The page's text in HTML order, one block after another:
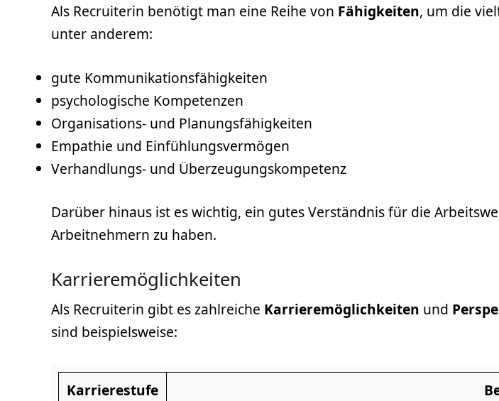
Als Recruiterin benötigt man eine Reihe von Fähigkeiten, um die
unter anderem:
gute Kommunikationsfähigkeiten
psychologische Kompetenzen
Organisations- und Planungsfähigkeiten
Empathie und Einfühlungsvermögen
Verhandlungs- und Überzeugungskompetenz
Darüber hinaus ist es wichtig, ein gutes Verständnis für die
Arbeitnehmern zu haben.
Karrieremöglichkeiten
Als Recruiterin gibt es zahlreiche Karrieremöglichkeiten und
sind beispielsweise:
Karrierestufe